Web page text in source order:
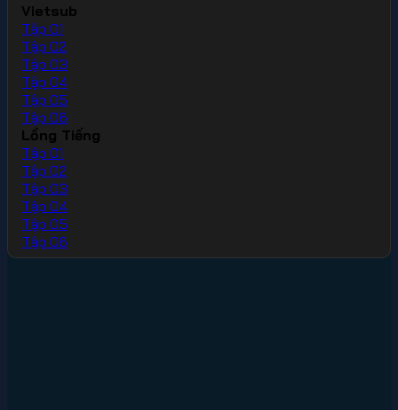
Vietsub
Tập 01
Tập 02
Tập 03
Tập 04
Tập 05
Tập 06
Lồng Tiếng
Tập 01
Tập 02
Tập 03
Tập 04
Tập 05
Tập 06